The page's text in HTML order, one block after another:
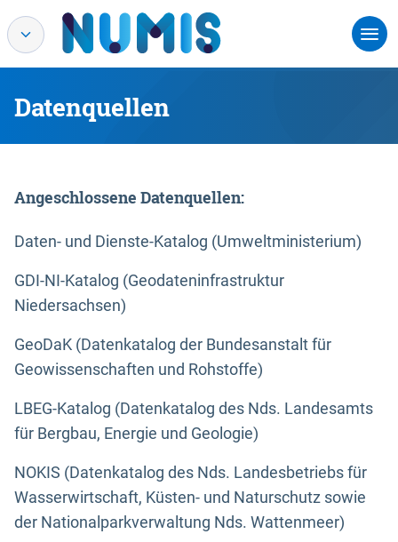
Datenquellen
Angeschlossene Datenquellen:
Daten- und Dienste-Katalog (Umweltministerium)
GDI-NI-Katalog (Geodateninfrastruktur
Niedersachsen)
GeoDaK (Datenkatalog der Bundesanstalt für
Geowissenschaften und Rohstoffe)
LBEG-Katalog (Datenkatalog des Nds. Landesamts
für Bergbau, Energie und Geologie)
NOKIS (Datenkatalog des Nds. Landesbetriebs für
Wasserwirtschaft, Küsten- und Naturschutz sowie
der Nationalparkverwaltung Nds. Wattenmeer)